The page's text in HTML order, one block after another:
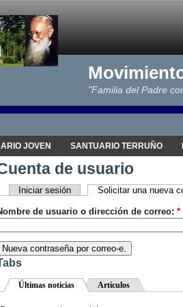
"Familia del Padre
JOVEN SANTUARIO TERRUÑO
de usuario
Iniciar sesión Solicitar una nueva
de usuario o dirección de correo: *
Últimas noticias Artículos